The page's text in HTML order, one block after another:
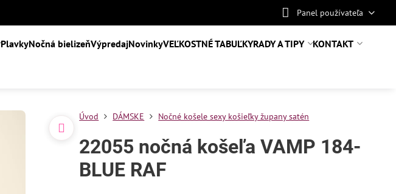
Panel používateľa
PlavkyNočná bielizeňVýpredajNovinkyVEĽKOSTNÉ TABUĽKYRADY A TIPY KONTAKT
Úvod DÁMSKE Nočné košele sexy košieľky župany satén
22055 nočná košeľa VAMP 184-
BLUE RAF